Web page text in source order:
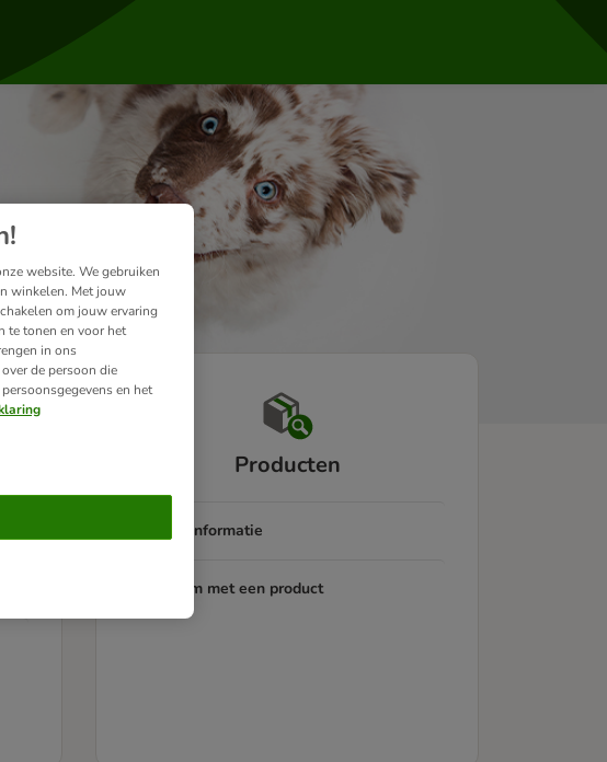
Producten
Productinformatie
Probleem met een product
website. We gebruiken
winkelen. Met jouw
om jouw ervaring
te tonen en voor het
in ons
de persoon die
en het